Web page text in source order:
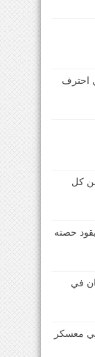
احترف
كل
حصته
في
في معسكر